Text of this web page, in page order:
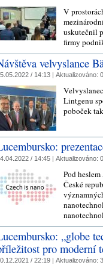
V
uskutečnil
firmy
velvyslance
/ 14:13 | Aktualizováno:
Lintgenu
poboček
/ 14:45 | Aktualizováno:
Pod
České
„globe
pro moderní
/ 22:19 | Aktualizováno: